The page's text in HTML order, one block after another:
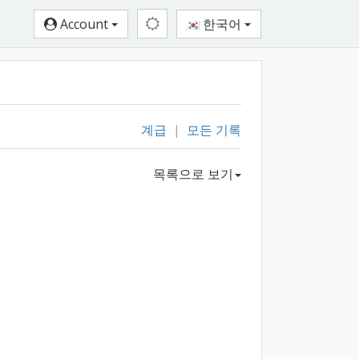
Account 한국어
계급 | 모든 기록
목록으로 보기